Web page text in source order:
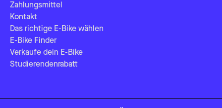
Zahlungsmittel
Kontakt
Das richtige E-Bike wählen
E-Bike Finder
Verkaufe dein E-Bike
Studierendenrabatt